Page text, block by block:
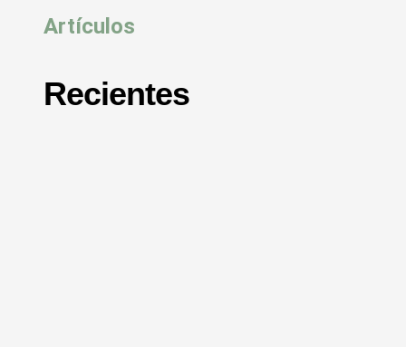
Artículos
Recientes